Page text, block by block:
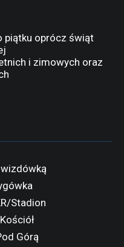
piątku oprócz świąt
i zimowych oraz
Stadion
Górą